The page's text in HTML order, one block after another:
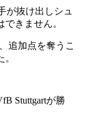
が抜け出しシュ
きません。
追加点を奪うこ
Stuttgartが勝